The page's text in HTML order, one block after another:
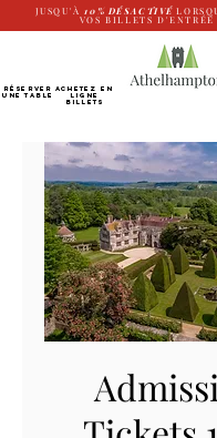
JUSQU'À 10% DÉSACTIVÉ
VOS BILLETS
RÉSERVER
UNE TABLE
Achetez EN
LIGNE
Billets